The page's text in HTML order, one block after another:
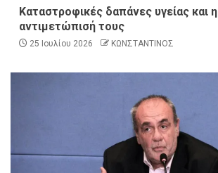
Καταστροφικές δαπάνες υγείας και η
αντιμετώπισή τους
25 Ιουλίου 2026 ΚΩΝΣΤΑΝΤΙΝΟΣ